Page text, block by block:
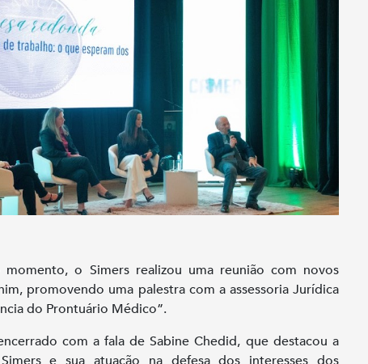
momento, o Simers realizou uma reunião com novos
promovendo uma palestra com a assessoria Jurídica
do Prontuário Médico”.
com a fala de Sabine Chedid, que destacou a